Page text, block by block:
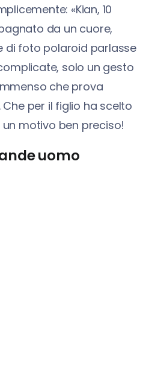
«Kian, 10
da un cuore,
di foto polaroid parlasse
solo un gesto
che prova
per il figlio ha scelto
motivo ben preciso!
uomo